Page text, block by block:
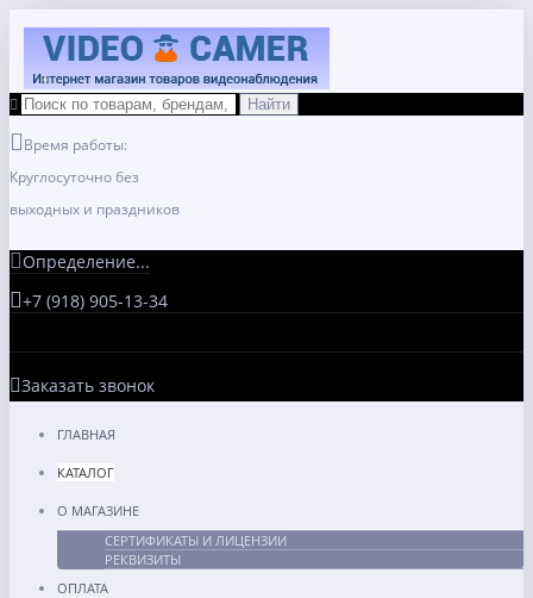
Время работы:
Круглосуточно без
выходных и праздников
Определение...
+7 (918) 905-13-34
Заказать звонок
ГЛАВНАЯ
КАТАЛОГ
О МАГАЗИНЕ
СЕРТИФИКАТЫ И ЛИЦЕНЗИИ
РЕКВИЗИТЫ
ОПЛАТА